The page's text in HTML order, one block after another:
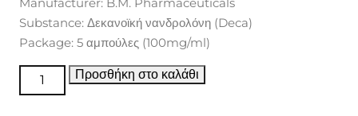
Substance: Δεκανοϊκή νανδρολόνη (Deca)
Package: 5 αμπούλες (100mg/ml)
Ενέσιμα Στεροειδή Nandrolone Decanoate ποσότητα
Προσθήκη στο καλάθι